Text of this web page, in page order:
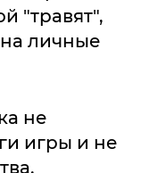
"травят",
личные
не
игры и не